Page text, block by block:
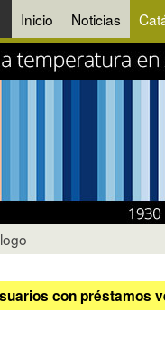
Inicio Noticias
con préstamos